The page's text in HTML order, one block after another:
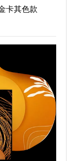
卡其色款